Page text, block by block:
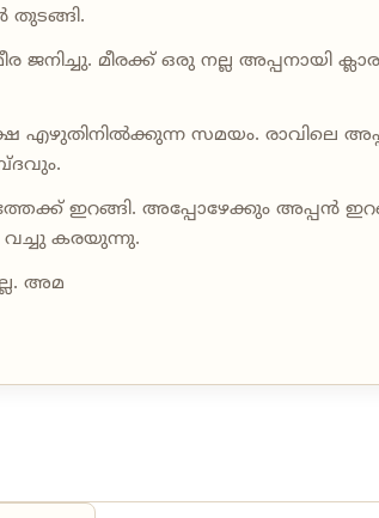
തുടങ്ങി.
ജനിച്ചു. മീരക്ക് ഒരു നല്ല അപ്പനായി
എഴുതിനിൽക്കുന്ന സമയം. രാവിലെ
ഇറങ്ങി. അപ്പോഴേക്കും അപ്പൻ
വച്ചു കരയുന്നു.
അമ